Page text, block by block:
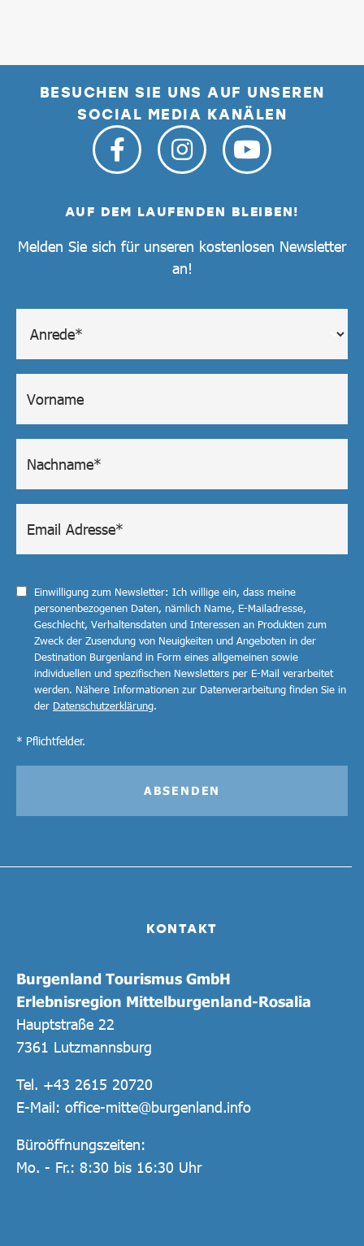
BESUCHEN SIE UNS AUF UNSEREN
SOCIAL MEDIA KANÄLEN
KONTAKT
Burgenland Tourismus GmbH
Erlebnisregion Mittelburgenland-Rosalia
Hauptstraße 22
7361 Lutzmannsburg
Tel. +43 2615 20720
E-Mail: office-mitte@burgenland.info
Büroöffnungszeiten:
Mo. - Fr.: 8:30 bis 16:30 Uhr
AUF DEM LAUFENDEN BLEIBEN!
Melden Sie sich für unseren kostenlosen Newsletter
an!
Einwilligung zum Newsletter: Ich willige ein, dass meine
personenbezogenen Daten, nämlich Name, E-Mailadresse,
Geschlecht, Verhaltensdaten und Interessen an Produkten zum
Zweck der Zusendung von Neuigkeiten und Angeboten in der
Destination Burgenland in Form eines allgemeinen sowie
individuellen und spezifischen Newsletters per E-Mail verarbeitet
werden. Nähere Informationen zur Datenverarbeitung finden Sie in
der Datenschutzerklärung.
* Pflichtfelder.
ABSENDEN